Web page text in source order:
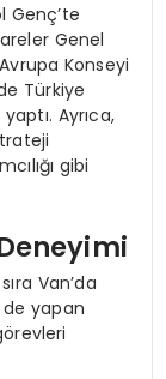
Genç’te
Genel
Konseyi
Türkiye
Ayrıca,
gibi
Van’da
yapan